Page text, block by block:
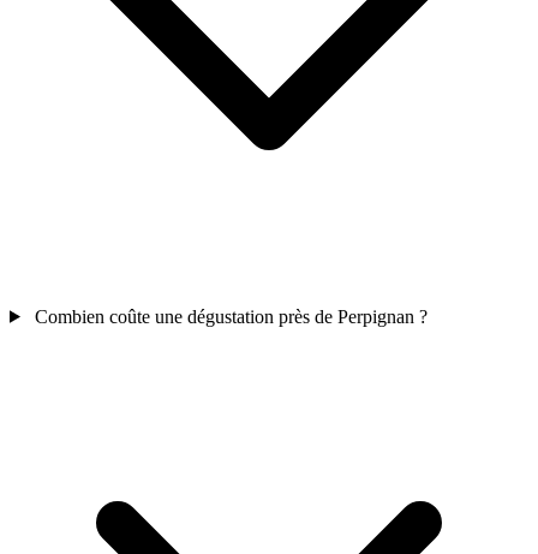
Combien coûte une dégustation près de Perpignan ?